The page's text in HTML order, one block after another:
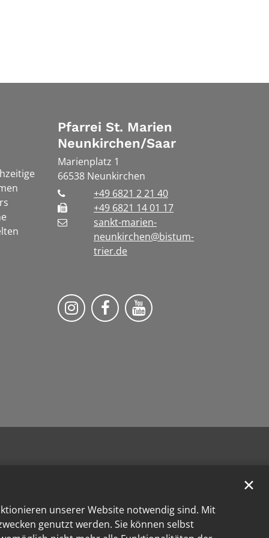
unserer Website notwendig sind. Mit
genutzt werden. Sie können selbst
✕
Pfarrei St. Marien
Neunkirchen/Saar
Marienplatz 1
66538 Neunkirchen
+49 6821 2 21 40
+49 6821 14 01 17
sankt-marien-
neunkirchen@bistum-
trier.de
Bistum Trier auf Instragram
Die Pfarrei auf Facebook
Die Pfarrei auf